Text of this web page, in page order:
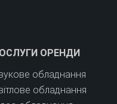
ОРЕНДИ
обладнання
обладнання